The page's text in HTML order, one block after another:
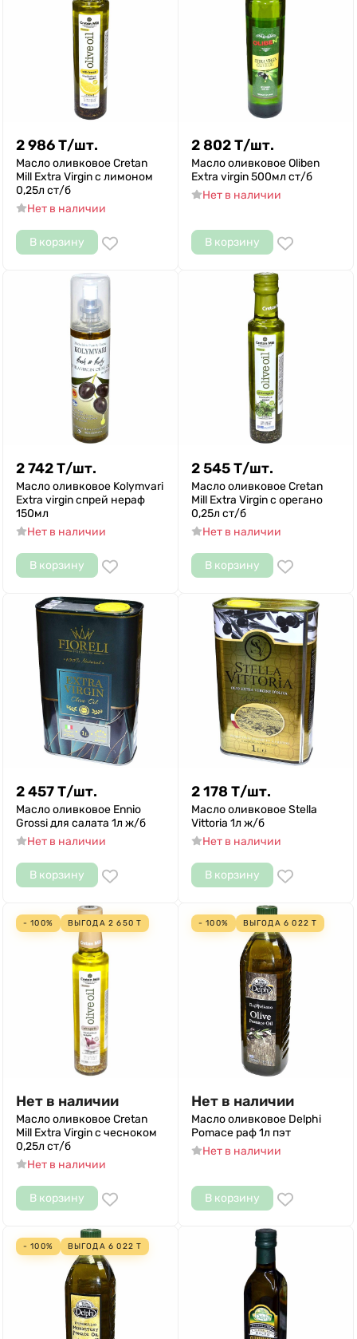
2 986Т/шт.
Масло оливковое Cretan
Mill Extra Virgin с лимоном
0,25л ст/б
Нет в наличии
В корзину
2 802Т/шт.
Масло оливковое Oliben
Extra virgin 500мл ст/б
Нет в наличии
В корзину
2 742Т/шт.
Масло оливковое Kolymvari
Extra virgin спрей нераф
150мл
Нет в наличии
В корзину
2 545Т/шт.
Масло оливковое Cretan
Mill Extra Virgin с орегано
0,25л ст/б
Нет в наличии
В корзину
2 457Т/шт.
Масло оливковое Ennio
Grossi для салата 1л ж/б
Нет в наличии
В корзину
2 178 Т/шт.
Масло оливковое Stella
Vittoria 1л ж/б
Нет в наличии
В корзину
- 100% ВЫГОДА 2 650 Т
Нет в наличии
Масло оливковое Cretan
Mill Extra Virgin с чесноком
0,25л ст/б
Нет в наличии
В корзину
- 100% ВЫГОДА 6 022 Т
Нет в наличии
Масло оливковое Delphi
Pomace раф 1л пэт
Нет в наличии
В корзину
- 100% ВЫГОДА 6 022 Т